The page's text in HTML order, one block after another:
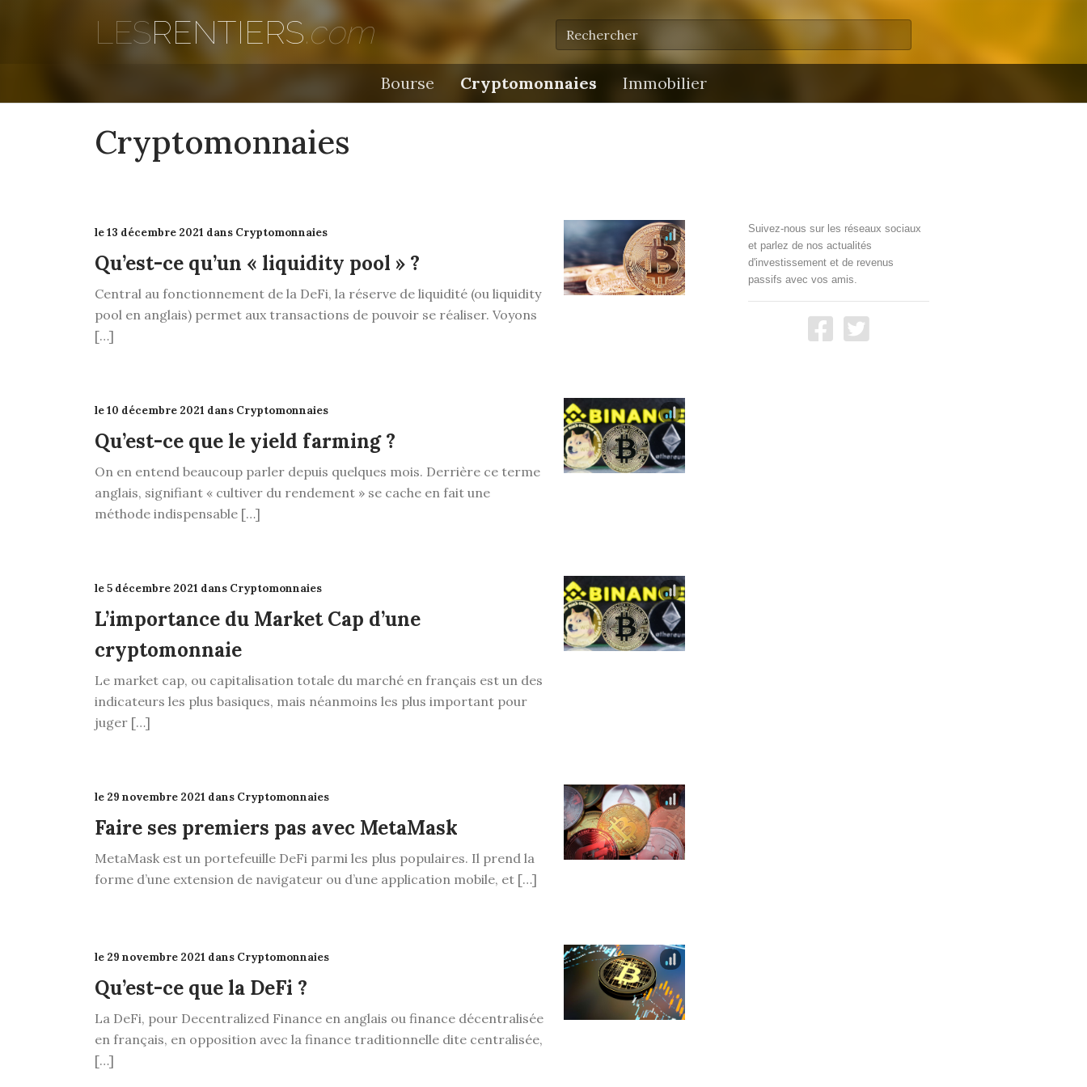
LESRENTIERS.com
Bourse Cryptomonnaies Immobilier
Cryptomonnaies
le 13 décembre 2021 dans Cryptomonnaies
Qu’est-ce qu’un « liquidity pool » ?
Central au fonctionnement de la DeFi, la réserve de liquidité (ou liquidity
pool en anglais) permet aux transactions de pouvoir se réaliser. Voyons
[…]
le 10 décembre 2021 dans Cryptomonnaies
Qu’est-ce que le yield farming ?
On en entend beaucoup parler depuis quelques mois. Derrière ce terme
anglais, signifiant « cultiver du rendement » se cache en fait une
méthode indispensable […]
le 5 décembre 2021 dans Cryptomonnaies
L’importance du Market Cap d’une
cryptomonnaie
Le market cap, ou capitalisation totale du marché en français est un des
indicateurs les plus basiques, mais néanmoins les plus important pour
juger […]
le 29 novembre 2021 dans Cryptomonnaies
Faire ses premiers pas avec MetaMask
MetaMask est un portefeuille DeFi parmi les plus populaires. Il prend la
forme d’une extension de navigateur ou d’une application mobile, et […]
le 29 novembre 2021 dans Cryptomonnaies
Qu’est-ce que la DeFi ?
La DeFi, pour Decentralized Finance en anglais ou finance décentralisée
en français, en opposition avec la finance traditionnelle dite centralisée,
[…]
Suivez-nous sur les réseaux sociaux
et parlez de nos actualités
d'investissement et de revenus
passifs avec vos amis.